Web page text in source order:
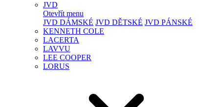
JVD
Otevřít menu
JVD DÁMSKÉ JVD DĚTSKÉ JVD PÁNSKÉ
KENNETH COLE
LACERTA
LAVVU
LEE COOPER
LORUS